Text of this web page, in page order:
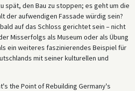
spät, den Bau zu stoppen; es geht um die
der aufwendigen Fassade würdig sein?
auf das Schloss gerichtet sein – nicht
Misserfolgs als Museum oder als Übung
ein weiteres faszinierendes Beispiel für
mit seiner kulturellen und
the Point of Rebuilding Germany's